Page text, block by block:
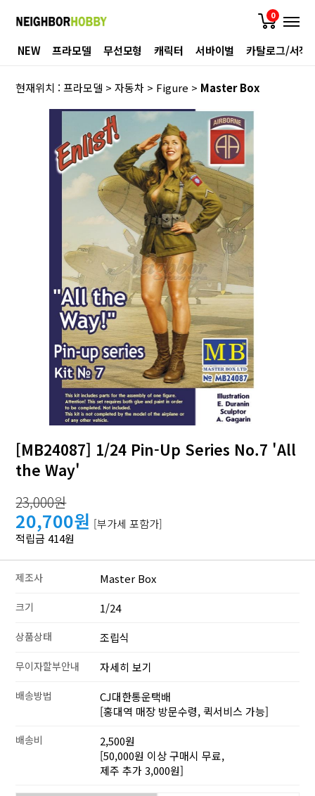
0
NEW 프라모델 무선모형 캐릭터 서바이벌 카탈로그/서적
현재위치 :프라모델 >자동차 > Figure > Master Box
[MB24087] 1/24 Pin-Up Series No.7 'All
the Way'
23,000원
20,700원 [부가세 포함가]
적립금 414원
제조사 Master Box
크기 1/24
상품상태 조립식
무이자할부안내 자세히 보기
배송방법
CJ대한통운택배
[홍대역 매장 방문수령, 퀵서비스 가능]
배송비
2,500원
[50,000원 이상 구매시 무료,
제주 추가 3,000원]